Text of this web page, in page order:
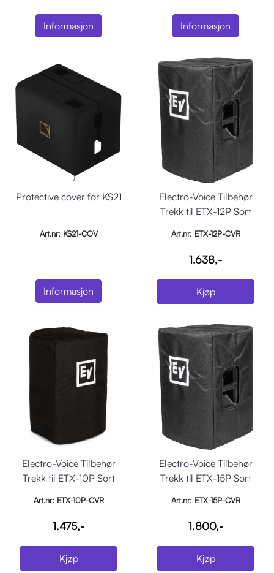
Informasjon Informasjon
Protective cover for KS21
Art.nr: KS21-COV
Informasjon
Electro-Voice Tilbehør
Trekk til ETX-12P Sort
Art.nr: ETX-12P-CVR
1.638,-
Kjøp
Electro-Voice Tilbehør
Trekk til ETX-10P Sort
Art.nr: ETX-10P-CVR
1.475,-
Kjøp
Electro-Voice Tilbehør
Trekk til ETX-15P Sort
Art.nr: ETX-15P-CVR
1.800,-
Kjøp